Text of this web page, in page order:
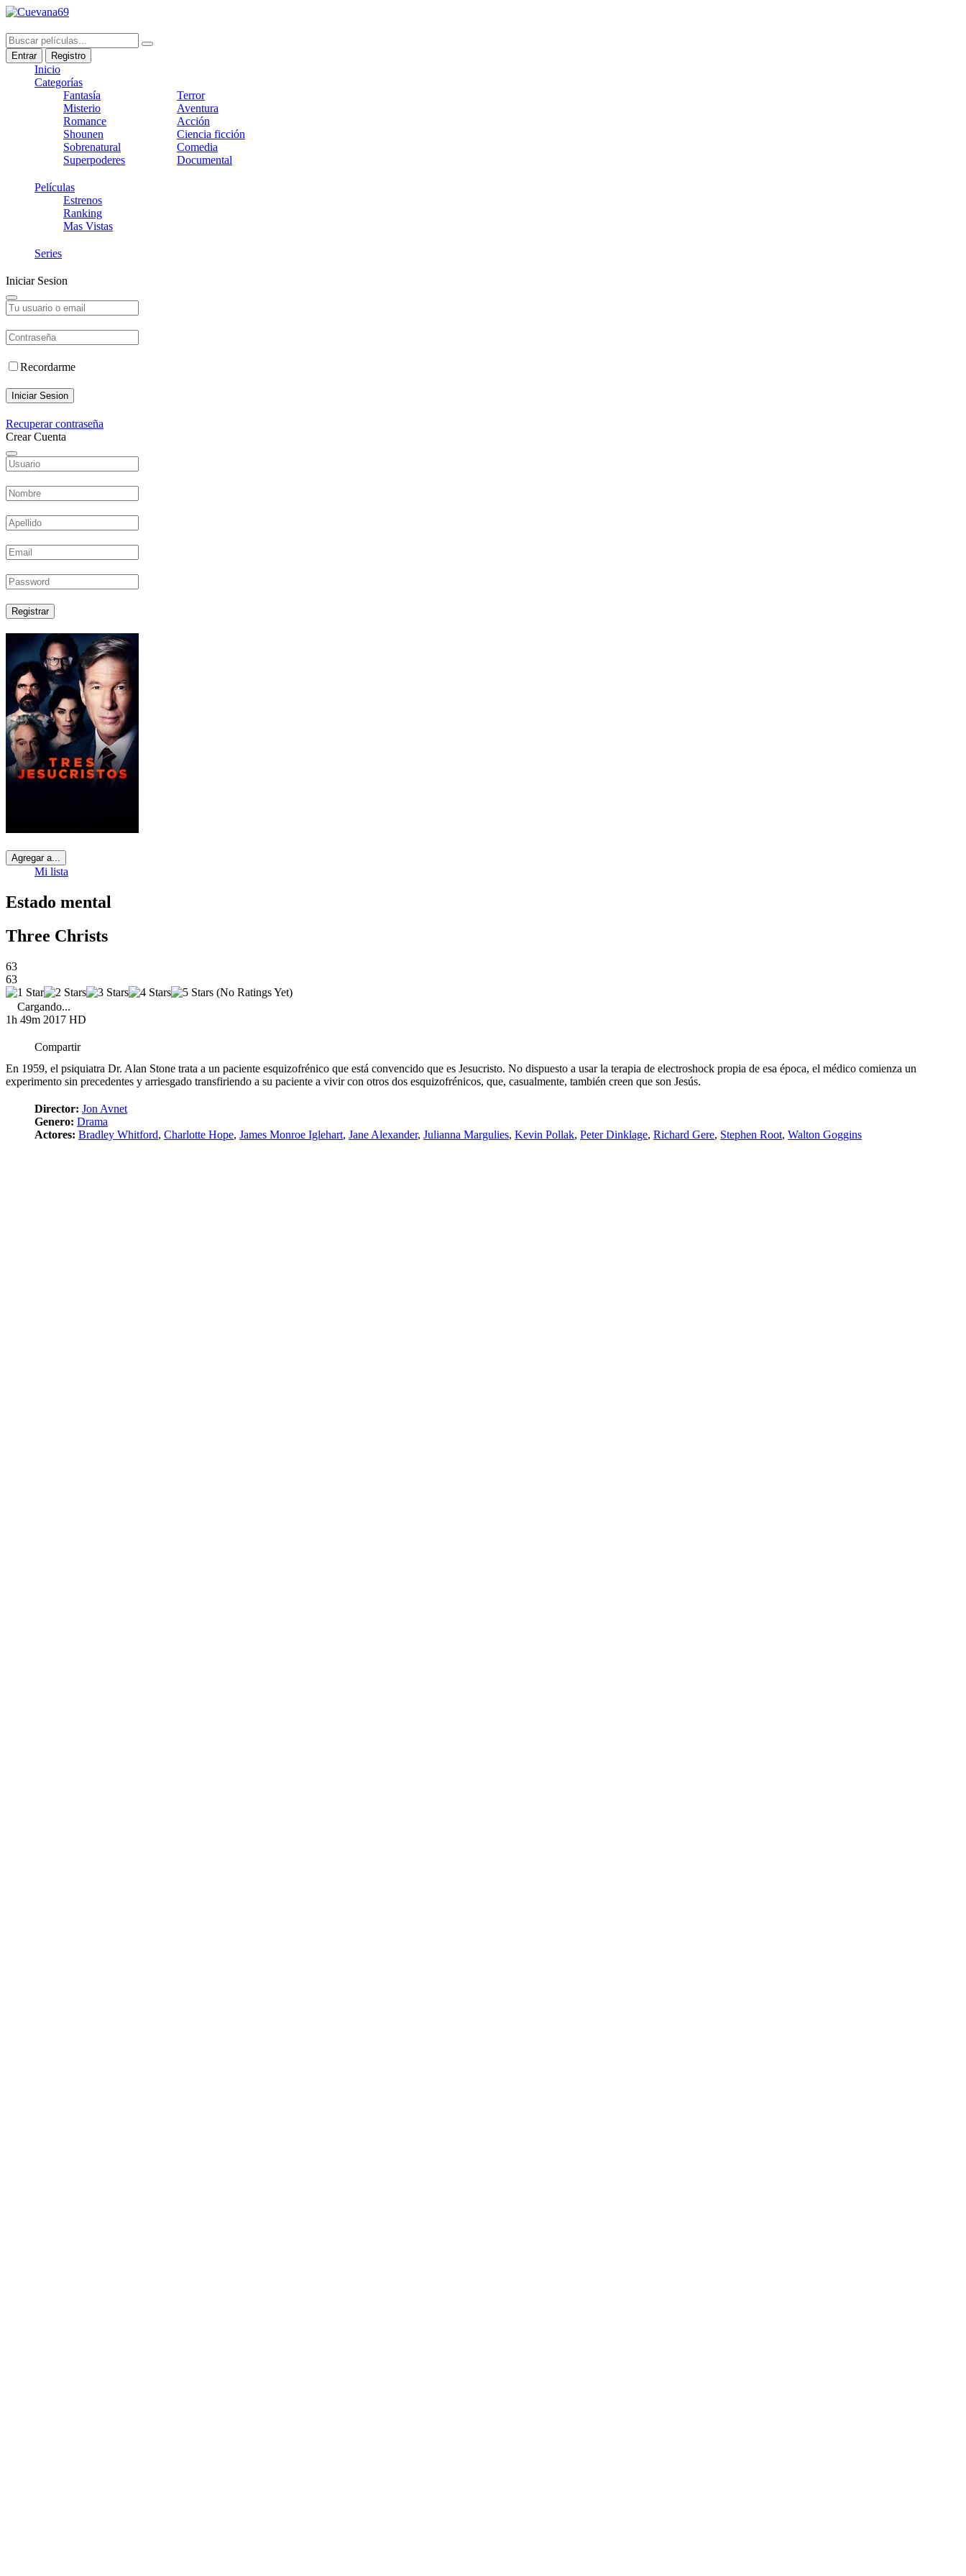
Entrar Registro
Inicio
Categorías
Fantasía
Misterio
Romance
Shounen
Sobrenatural
Superpoderes
Terror
Aventura
Acción
Ciencia ficción
Comedia
Documental
Películas
Estrenos
Ranking
Mas Vistas
Series
Iniciar Sesion
Recordarme
Iniciar Sesion
Recuperar contraseña
Crear Cuenta
Registrar
Agregar a...
Mi lista
Estado mental
Three Christs
63
63
(No Ratings Yet)
Cargando...
1h 49m 2017 HD
Compartir
En 1959, el psiquiatra Dr. Alan Stone trata a un paciente esquizofrénico que está convencido que es Jesucristo. No dispuesto a usar la terapia de electroshock propia de esa época, el médico comienza un
experimento sin precedentes y arriesgado transfiriendo a su paciente a vivir con otros dos esquizofrénicos, que, casualmente, también creen que son Jesús.
Director: Jon Avnet
Genero: Drama
Actores: Bradley Whitford, Charlotte Hope, James Monroe Iglehart, Jane Alexander, Julianna Margulies, Kevin Pollak, Peter Dinklage, Richard Gere, Stephen Root, Walton Goggins